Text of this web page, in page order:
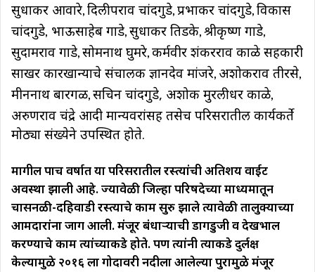
सुधाकर आवारे, दिलीपराव चांदगुडे, प्रभाकर चांदगुडे, विकास
चांदगुडे, भाऊसाहेब गाडे, सुधाकर तिडके, श्रीकृष्ण गाडे,
सुदामराव गाडे, सोमनाथ घुमरे, कर्मवीर शंकरराव काळे सहकारी
साखर कारखान्याचे संचालक ज्ञानदेव मांजरे, अशोकराव तीरसे,
मीननाथ बारगळ, सचिन चांदगुडे, अशोक मुरलीधर काळे,
अरुणराव चंद्रे आदी मान्यवरांसह तसेच परिसरातील कार्यकर्ते
मोठ्या संख्येने उपस्थित होते.
मागील पाच वर्षात या परिसरातील रस्त्यांची अतिशय वाईट
अवस्था झाली आहे. ज्यावेळी जिल्हा परिषदेच्या माध्यमातून
चासनळी-दहिवाडी रस्त्याचे काम सुरु झाले त्यावेळी तालुक्याच्या
आमदारांना जाग आली. मंजूर बंधार्‍याची डागडुजी व देखभाल
करण्याचे काम त्यांच्याकडे होते. पण त्यांनी त्याकडे दुर्लक्ष
केल्यामुळे २०१६ ला गोदावरी नदीला आलेल्या पुरामुळे मंजूर